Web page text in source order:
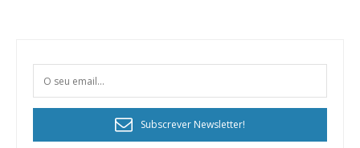
Subscrever Newsletter!